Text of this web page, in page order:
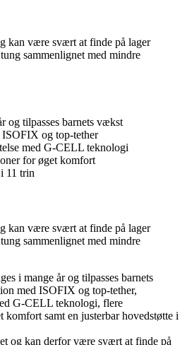
kan være svært at finde på lager
sammenlignet med mindre
og tilpasses barnets vækst
og top-tether
med G-CELL teknologi
for øget komfort
11 trin
kan være svært at finde på lager
sammenlignet med mindre
i mange år og tilpasses barnets
med ISOFIX og top-tether,
G-CELL teknologi, flere
samt en justerbar hovedstøtte i
og kan derfor være svært at finde på